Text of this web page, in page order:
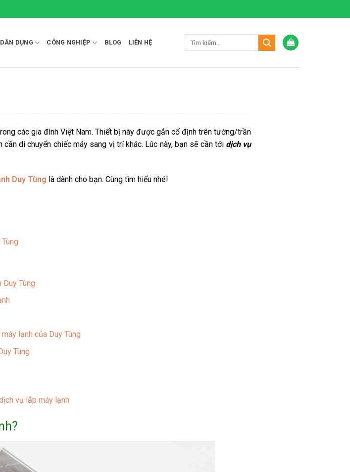
DÂN DỤNG CÔNG NGHIỆP BLOG LIÊN HỆ
các gia đình Việt Nam. Thiết bị này được gắn cố định trên tường/trần
di chuyển chiếc máy sang vị trí khác. Lúc này, bạn sẽ cần tới dịch vụ
Duy Tùng là dành cho bạn. Cùng tìm hiểu nhé!
Tùng
lạnh của Duy Tùng
Tùng
vụ lắp máy lạnh